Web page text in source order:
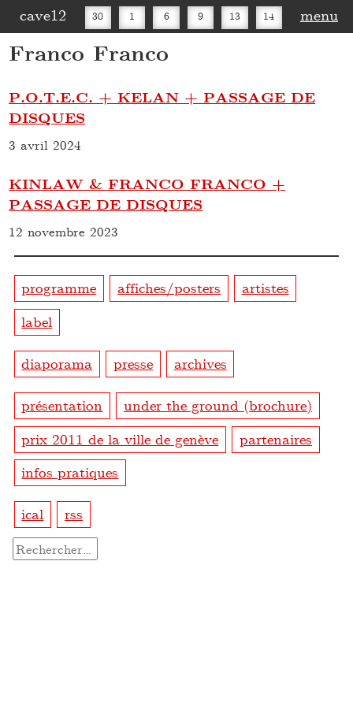
cave12 30 1 6 9 13 14
16
menu
Franco Franco
P.O.T.E.C. + KELAN + PASSAGE DE
DISQUES
3 avril 2024
KINLAW & FRANCO FRANCO +
PASSAGE DE DISQUES
12 novembre 2023
programme affiches/posters
artistes
label
diaporama presse archives
présentation
under the ground (brochure)
prix 2011 de la ville de genève
partenaires
infos pratiques
ical rss
Rechercher :